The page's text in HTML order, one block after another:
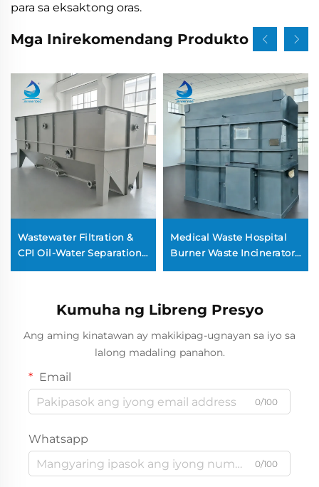
para sa eksaktong oras.
Mga Inirekomendang Produkto
Wastewater Filtration &
CPI Oil-Water Separation
Medical Waste Hospital
Burner Waste Incinerator
Kumuha ng Libreng Presyo
Ang aming kinatawan ay makikipag-ugnayan sa iyo sa
lalong madaling panahon.
Email
0/100
Whatsapp
0/100